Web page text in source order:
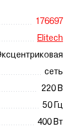
176697
Elitech
сеть
220 В
50 Гц
400 Вт